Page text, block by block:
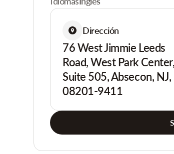
Dirección
76 West Jimmie Leeds
Road, West Park Center,
Suite 505, Absecon, NJ,
08201-9411